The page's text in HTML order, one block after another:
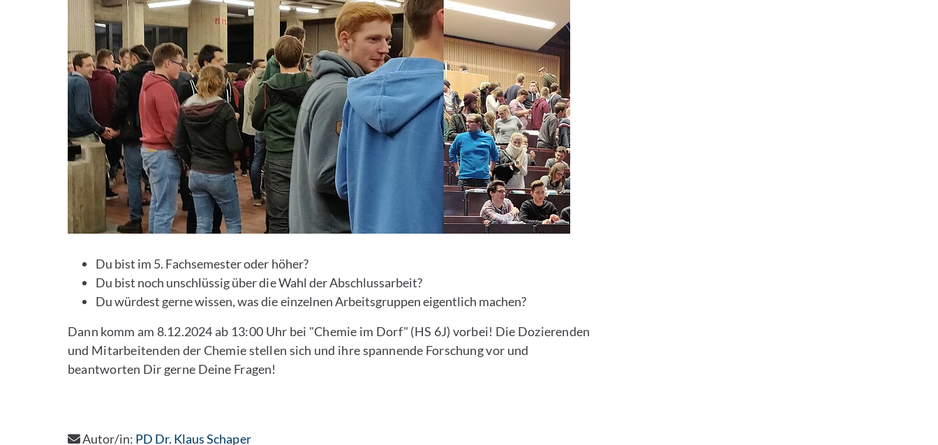
Du bist im 5. Fachsemester oder höher?
Du bist noch unschlüssig über die Wahl der Abschlussarbeit?
Du würdest gerne wissen, was die einzelnen Arbeitsgruppen eigentlich machen?
Dann komm am 8.12.2024 ab 13:00 Uhr bei "Chemie im Dorf" (HS 6J) vorbei! Die Dozierenden
und Mitarbeitenden der Chemie stellen sich und ihre spannende Forschung vor und
beantworten Dir gerne Deine Fragen!
Autor/in: PD Dr. Klaus Schaper